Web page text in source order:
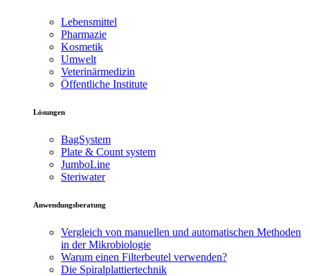
Lebensmittel
Pharmazie
Kosmetik
Umwelt
Veterinärmedizin
Öffentliche Institute
Lösungen
BagSystem
Plate & Count system
JumboLine
Steriwater
Anwendungsberatung
Vergleich von manuellen und automatischen Methoden
in der Mikrobiologie
Warum einen Filterbeutel verwenden?
Die Spiralplattier­technik